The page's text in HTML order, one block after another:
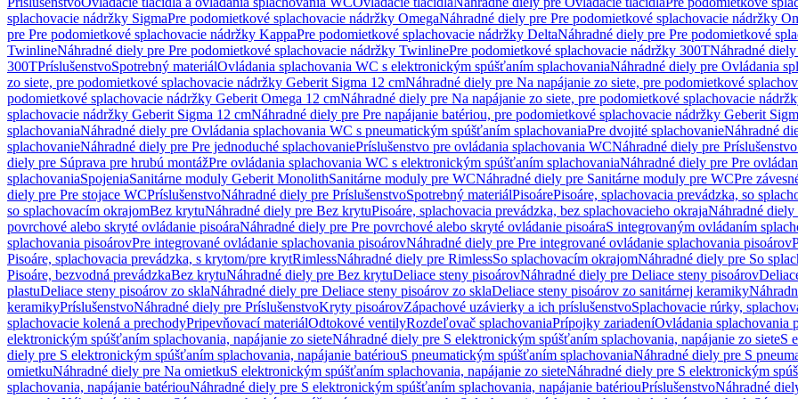
splachovacie nádržky SigmaPre podomietkové splachovacie nádržky OmegaNáhradné diely pre Pre podomietkové splachovacie nádržky
pre Pre podomietkové splachovacie nádržky KappaPre podomietkové splachovacie nádržky DeltaNáhradné diely pre Pre podomietkové
TwinlineNáhradné diely pre Pre podomietkové splachovacie nádržky TwinlinePre podomietkové splachovacie nádržky 300TNáhradné
300TPríslušenstvoSpotrebný materiálOvládania splachovania WC s elektronickým spúšťaním splachovaniaNáhradné diely pre Ovládania
zo siete, pre podomietkové splachovacie nádržky Geberit Sigma 12 cmNáhradné diely pre Na napájanie zo siete, pre podomietkové
podomietkové splachovacie nádržky Geberit Omega 12 cmNáhradné diely pre Na napájanie zo siete, pre podomietkové splachovacie
splachovacie nádržky Geberit Sigma 12 cmNáhradné diely pre Pre napájanie batériou, pre podomietkové splachovacie nádržky Geberit
splachovaniaNáhradné diely pre Ovládania splachovania WC s pneumatickým spúšťaním splachovaniaPre dvojité splachovanieNáhradné
splachovanieNáhradné diely pre Pre jednoduché splachovaniePríslušenstvo pre ovládania splachovania WCNáhradné diely pre
diely pre Súprava pre hrubú montážPre ovládania splachovania WC s elektronickým spúšťaním splachovaniaNáhradné diely pre Pre
splachovaniaSpojeniaSanitárne moduly Geberit MonolithSanitárne moduly pre WCNáhradné diely pre Sanitárne moduly pre WCPre
diely pre Pre stojace WCPríslušenstvoNáhradné diely pre PríslušenstvoSpotrebný materiálPisoárePisoáre, splachovacia prevádzka, so
so splachovacím okrajomBez krytuNáhradné diely pre Bez krytuPisoáre, splachovacia prevádzka, bez splachovacieho okrajaNáhradné diely
povrchové alebo skryté ovládanie pisoáraNáhradné diely pre Pre povrchové alebo skryté ovládanie pisoáraS integrovaným ovládaním
splachovania pisoárovPre integrované ovládanie splachovania pisoárovNáhradné diely pre Pre integrované ovládanie splachovania pisoárov
Pisoáre, splachovacia prevádzka, s krytom/pre krytRimlessNáhradné diely pre RimlessSo splachovacím okrajomNáhradné diely pre So
Pisoáre, bezvodná prevádzkaBez krytuNáhradné diely pre Bez krytuDeliace steny pisoárovNáhradné diely pre Deliace steny pisoárov
plastuDeliace steny pisoárov zo sklaNáhradné diely pre Deliace steny pisoárov zo sklaDeliace steny pisoárov zo sanitárnej keramiky
keramikyPríslušenstvoNáhradné diely pre PríslušenstvoKryty pisoárovZápachové uzávierky a ich príslušenstvoSplachovacie rúrky,
splachovacie kolená a prechodyPripevňovací materiálOdtokové ventilyRozdeľovač splachovaniaPrípojky zariadeníOvládania splachovania
elektronickým spúšťaním splachovania, napájanie zo sieteNáhradné diely pre S elektronickým spúšťaním splachovania, napájanie zo sieteS
diely pre S elektronickým spúšťaním splachovania, napájanie batériouS pneumatickým spúšťaním splachovaniaNáhradné diely pre S
omietkuNáhradné diely pre Na omietkuS elektronickým spúšťaním splachovania, napájanie zo sieteNáhradné diely pre S elektronickým
splachovania, napájanie batériouNáhradné diely pre S elektronickým spúšťaním splachovania, napájanie batériouPríslušenstvoNáhradné